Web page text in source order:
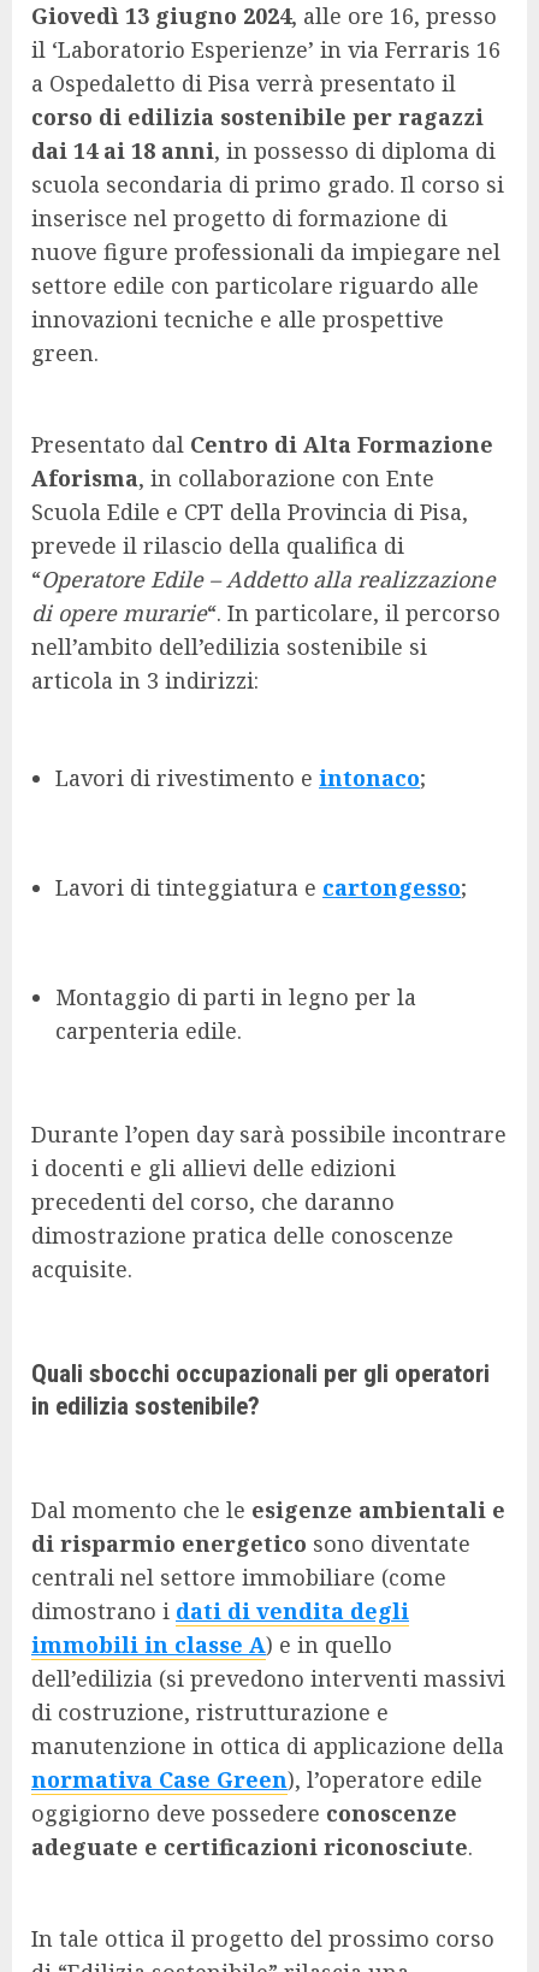
Giovedì 13 giugno 2024, alle ore 16, presso
il ‘Laboratorio Esperienze’ in via Ferraris 16
a Ospedaletto di Pisa verrà presentato il
corso di edilizia sostenibile per ragazzi
dai 14 ai 18 anni, in possesso di diploma di
scuola secondaria di primo grado. Il corso si
inserisce nel progetto di formazione di
nuove figure professionali da impiegare nel
settore edile con particolare riguardo alle
innovazioni tecniche e alle prospettive
green.
Presentato dal Centro di Alta Formazione
Aforisma, in collaborazione con Ente
Scuola Edile e CPT della Provincia di Pisa,
prevede il rilascio della qualifica di
“Operatore Edile – Addetto alla realizzazione
di opere murarie“. In particolare, il percorso
nell’ambito dell’edilizia sostenibile si
articola in 3 indirizzi:
Lavori di rivestimento e intonaco;
Lavori di tinteggiatura e cartongesso;
Montaggio di parti in legno per la
carpenteria edile.
Durante l’open day sarà possibile incontrare
i docenti e gli allievi delle edizioni
precedenti del corso, che daranno
dimostrazione pratica delle conoscenze
acquisite.
Quali sbocchi occupazionali per gli operatori
in edilizia sostenibile?
Dal momento che le esigenze ambientali e
di risparmio energetico sono diventate
centrali nel settore immobiliare (come
dimostrano i dati di vendita degli
immobili in classe A) e in quello
dell’edilizia (si prevedono interventi massivi
di costruzione, ristrutturazione e
manutenzione in ottica di applicazione della
normativa Case Green), l’operatore edile
oggigiorno deve possedere conoscenze
adeguate e certificazioni riconosciute.
In tale ottica il progetto del prossimo corso